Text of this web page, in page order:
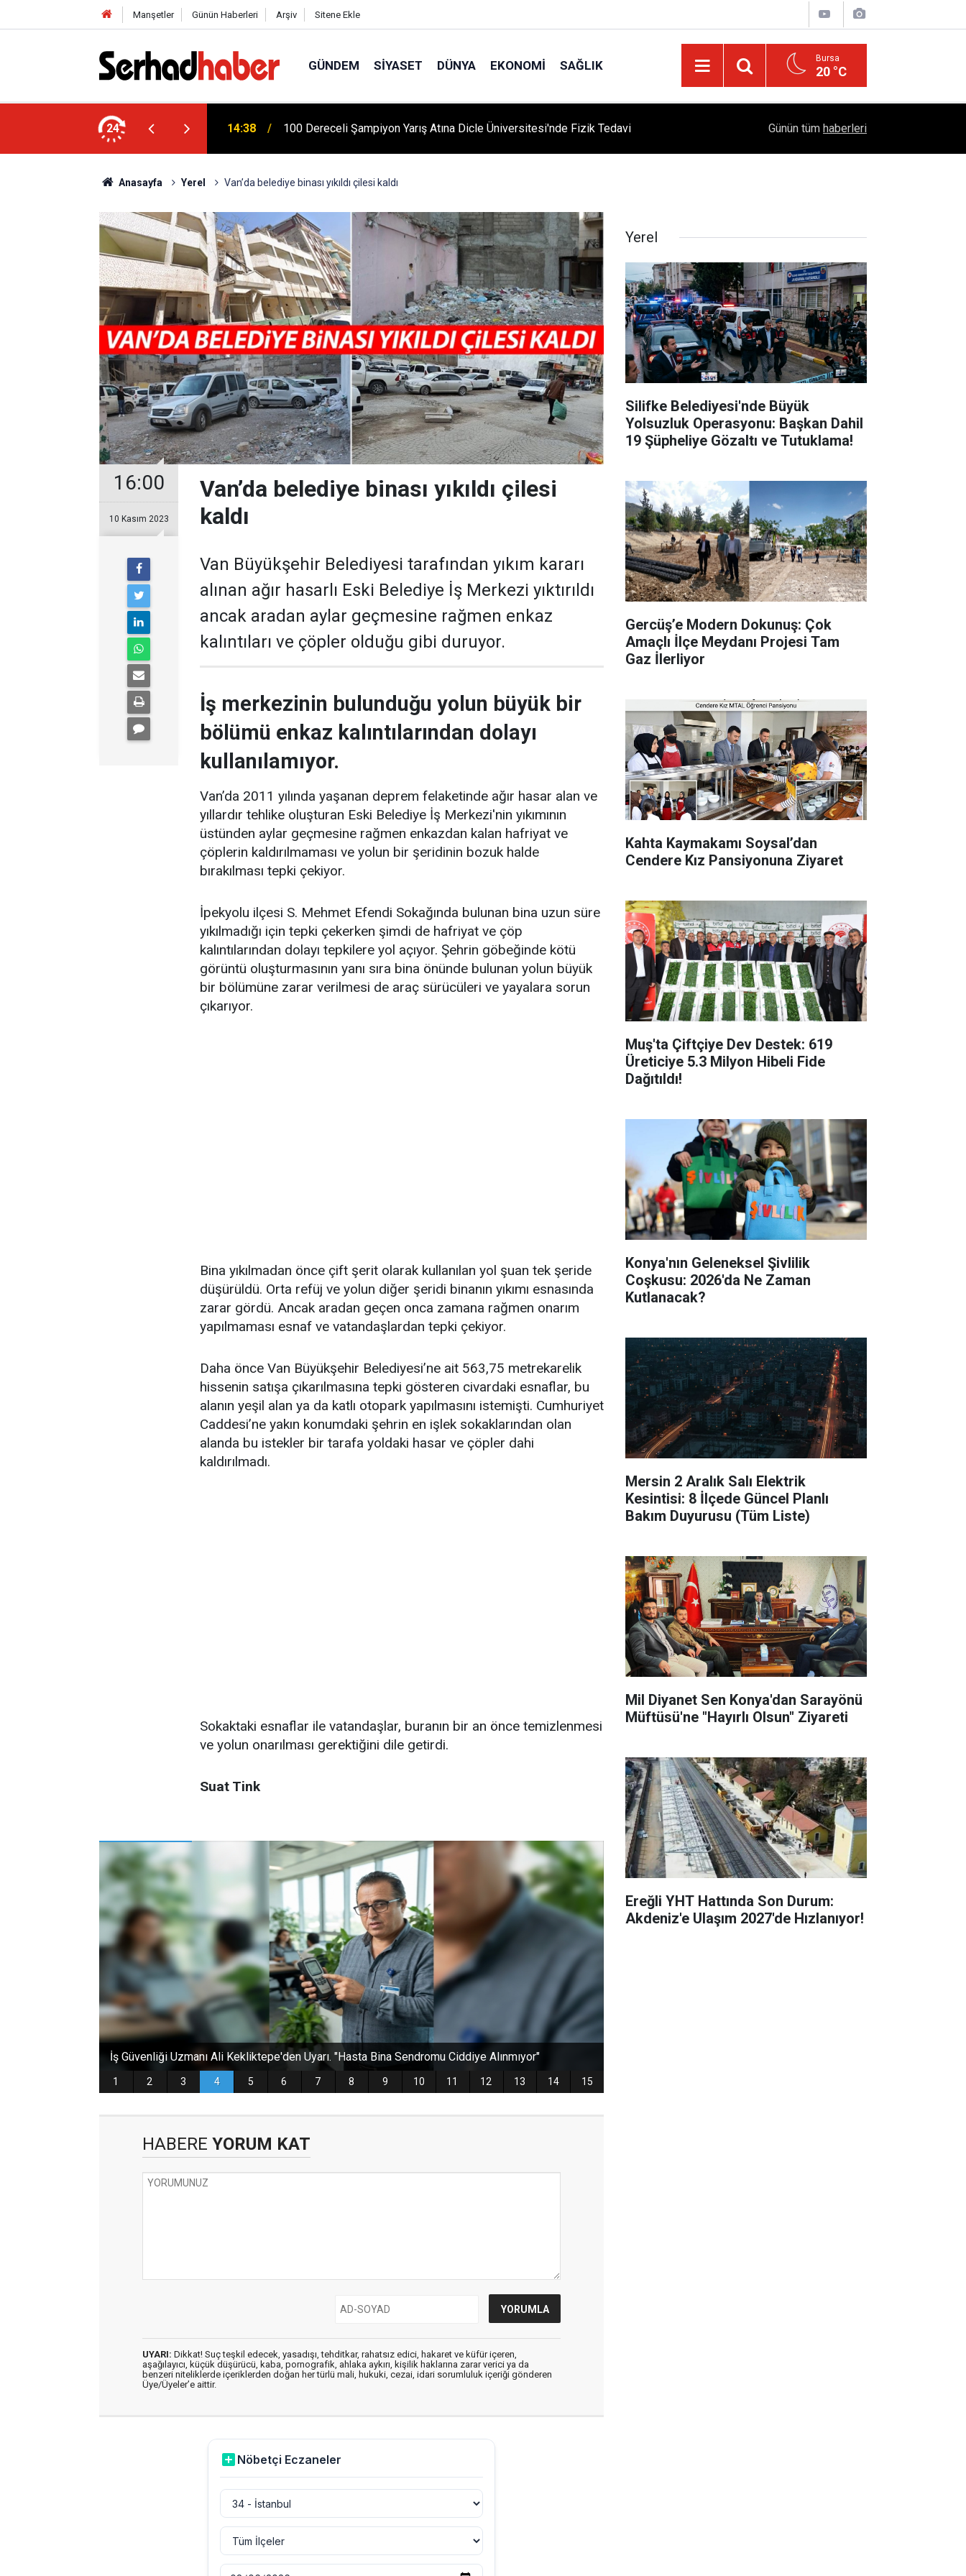
Manşetler Günün Haberleri Arşiv Sitene Ekle
GÜNDEM SIYASET DÜNYA EKONOMI SAĞLIK Bursa
20 °C
24
Gökalp Eğitim Fakültesi Yeni
14:38 100 Dereceli Şampiyon Yarış Atına Dicle Üniversitesi'nde Fizik Tedavi
Mühendislik Hikayesi
Günün tüm haberleri
Anasayfa Yerel Van’da belediye binası yıkıldı çilesi kaldı
16:00
10 Kasım 2023
Van’da belediye binası yıkıldı çilesi
kaldı
Van Büyükşehir Belediyesi tarafından yıkım kararı
alınan ağır hasarlı Eski Belediye İş Merkezi yıktırıldı
ancak aradan aylar geçmesine rağmen enkaz
kalıntıları ve çöpler olduğu gibi duruyor.
İş merkezinin bulunduğu yolun büyük bir
bölümü enkaz kalıntılarından dolayı
kullanılamıyor.
Van’da 2011 yılında yaşanan deprem felaketinde ağır hasar alan ve
yıllardır tehlike oluşturan Eski Belediye İş Merkezi'nin yıkımının
üstünden aylar geçmesine rağmen enkazdan kalan hafriyat ve
çöplerin kaldırılmaması ve yolun bir şeridinin bozuk halde
bırakılması tepki çekiyor.
İpekyolu ilçesi S. Mehmet Efendi Sokağında bulunan bina uzun süre
yıkılmadığı için tepki çekerken şimdi de hafriyat ve çöp
kalıntılarından dolayı tepkilere yol açıyor. Şehrin göbeğinde kötü
görüntü oluşturmasının yanı sıra bina önünde bulunan yolun büyük
bir bölümüne zarar verilmesi de araç sürücüleri ve yayalara sorun
çıkarıyor.
Bina yıkılmadan önce çift şerit olarak kullanılan yol şuan tek şeride
düşürüldü. Orta refüj ve yolun diğer şeridi binanın yıkımı esnasında
zarar gördü. Ancak aradan geçen onca zamana rağmen onarım
yapılmaması esnaf ve vatandaşlardan tepki çekiyor.
Daha önce Van Büyükşehir Belediyesi’ne ait 563,75 metrekarelik
hissenin satışa çıkarılmasına tepki gösteren civardaki esnaflar, bu
alanın yeşil alan ya da katlı otopark yapılmasını istemişti. Cumhuriyet
Caddesi’ne yakın konumdaki şehrin en işlek sokaklarından olan
alanda bu istekler bir tarafa yoldaki hasar ve çöpler dahi
kaldırılmadı.
Sokaktaki esnaflar ile vatandaşlar, buranın bir an önce temizlenmesi
ve yolun onarılması gerektiğini dile getirdi.
Suat Tink
HABERE YORUM KAT
UYARI: Dikkat! Suç teşkil edecek, yasadışı, tehditkar, rahatsız edici, hakaret ve küfür içeren,
aşağılayıcı, küçük düşürücü, kaba, pornografik, ahlaka aykırı, kişilik haklarına zarar verici ya da
benzeri niteliklerde içeriklerden doğan her türlü mali, hukuki, cezai, idari sorumluluk içeriği gönderen
Üye/Üyeler’e aittir.
Yerel
Silifke Belediyesi'nde Büyük
Yolsuzluk Operasyonu: Başkan Dahil
19 Şüpheliye Gözaltı ve Tutuklama!
Gercüş’e Modern Dokunuş: Çok
Amaçlı İlçe Meydanı Projesi Tam
Gaz İlerliyor
Kahta Kaymakamı Soysal’dan
Cendere Kız Pansiyonuna Ziyaret
Muş'ta Çiftçiye Dev Destek: 619
Üreticiye 5.3 Milyon Hibeli Fide
Dağıtıldı!
Konya'nın Geleneksel Şivlilik
Coşkusu: 2026'da Ne Zaman
Kutlanacak?
Mersin 2 Aralık Salı Elektrik
Kesintisi: 8 İlçede Güncel Planlı
Bakım Duyurusu (Tüm Liste)
Mil Diyanet Sen Konya'dan Sarayönü
Müftüsü'ne "Hayırlı Olsun" Ziyareti
Ereğli YHT Hattında Son Durum:
Akdeniz'e Ulaşım 2027'de Hızlanıyor!